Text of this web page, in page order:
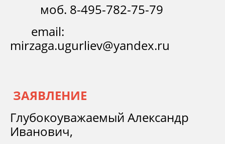
моб. 8-495-782-75-79
email:
mirzaga.ugurliev@yandex.ru
ЗАЯВЛЕНИЕ
Глубокоуважаемый Александр
Иванович,